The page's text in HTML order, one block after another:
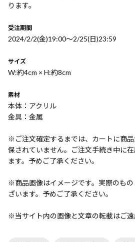
ります。
受注期間
2024/2/2(金)19:00〜2/25(日)23:59
サイズ
W:約4cm × H:約8cm
素材
本体：アクリル
金具：金属
※ご注文確定するまでは、カートに商
保されていません。ご注文手続き中に
ます。予めご了承ください。
※商品画像はイメージです。実際のも
ざいます。予めご了承ください。
※当サイト内の画像と文章の転載はご遠